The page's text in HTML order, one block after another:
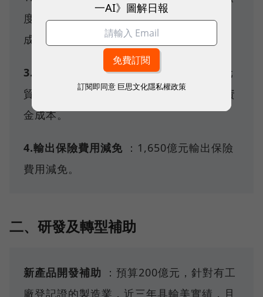
度100萬以內一律10成、超過100萬最低9
成。
3.貿易融資利息減碼：出口廠商2,000億元
貿易融資規模給予利息減收，降低廠商的資
金成本。
4.輸出保險費用減免 ：1,650億元輸出保險
費用減免。
二、研發及轉型補助
新產品開發補助 ：預算200億元，針對有工
廠登記證的製造業，近三年具輸美實績，且
一AI》圖解日報
訂閱即同意 巨思文化隱私權政策